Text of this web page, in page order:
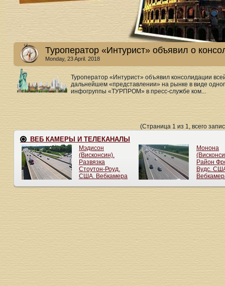
Туроператор «Интурист» объявил о
Monday, 23 April. 2018
Туроператор «Интурист» объявил консолидации
дальнейшем «представлении» на рынке в виде
инфогруппы «ТУРПРОМ» в пресс-службе ком...
(Страница 1 из 1, всего